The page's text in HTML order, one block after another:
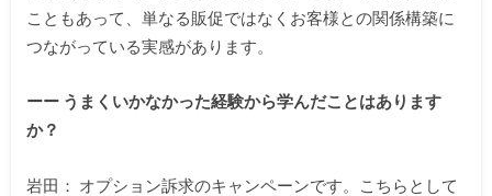
こともあって、単なる販促ではなくお客様との関係構築に
つながっている実感があります。
ーー うまくいかなかった経験から学んだことはあります
か？
岩田： オプション訴求のキャンペーンです。こちらとして